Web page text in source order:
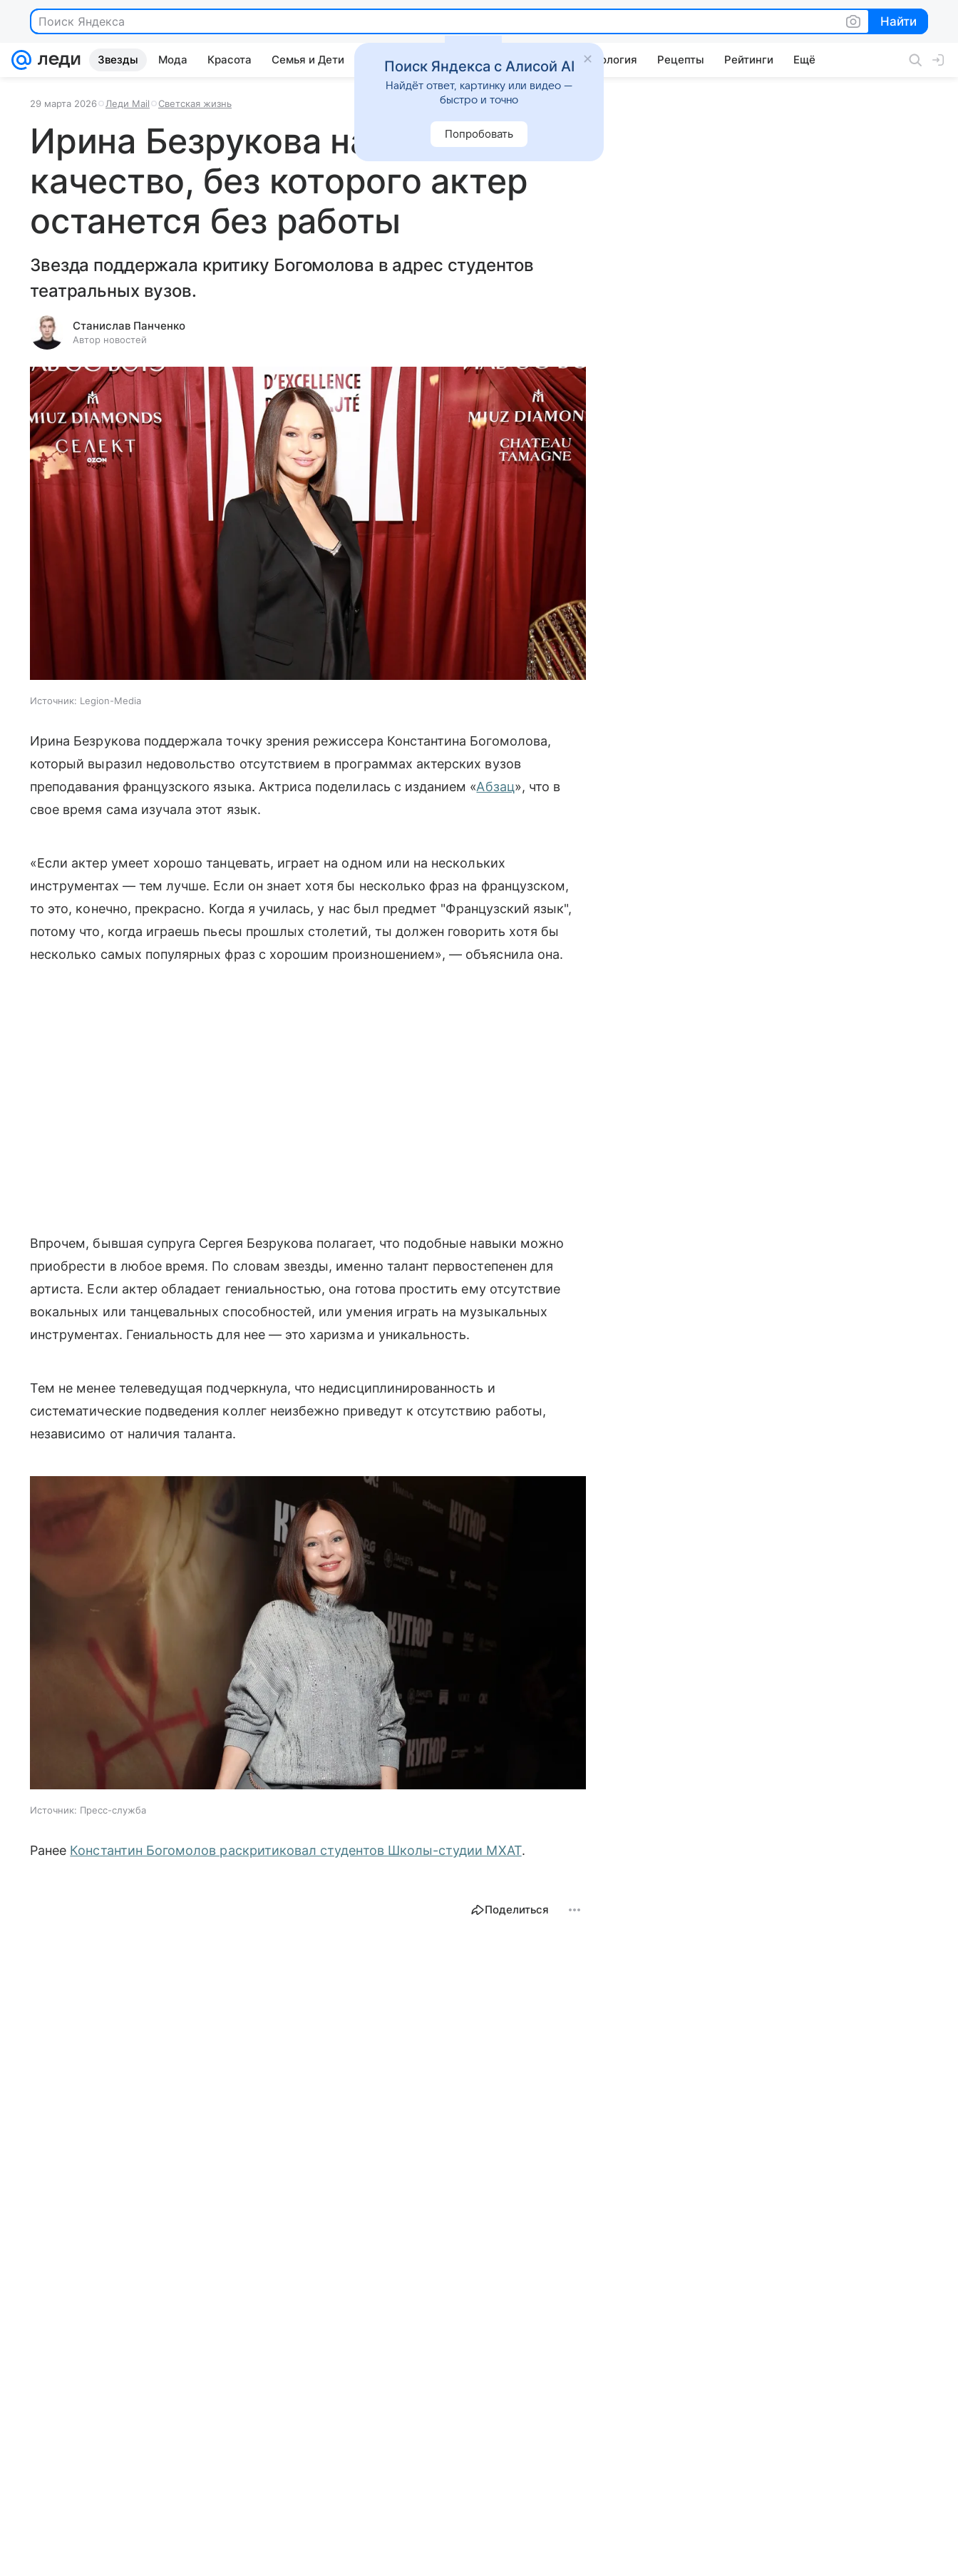
Поиск Яндекса Найти
Найти
Звезды Мода Красота Семья и Дети Дом Гороскопы Стиль жизни Психология Рецепты Рейтинги Ещё
29 марта 2026 Леди Mail Светская жизнь
Ирина Безрукова назвала
качество, без которого актер
останется без работы
Звезда поддержала критику Богомолова в адрес студентов
театральных вузов.
Станислав Панченко
Автор новостей
Источник: Legion-Media
Ирина Безрукова поддержала точку зрения режиссера Константина Богомолова,
который выразил недовольство отсутствием в программах актерских вузов
преподавания французского языка. Актриса поделилась с изданием «Абзац», что в
свое время сама изучала этот язык.
«Если актер умеет хорошо танцевать, играет на одном или на нескольких
инструментах — тем лучше. Если он знает хотя бы несколько фраз на французском,
то это, конечно, прекрасно. Когда я училась, у нас был предмет "Французский язык",
потому что, когда играешь пьесы прошлых столетий, ты должен говорить хотя бы
несколько самых популярных фраз с хорошим произношением», — объяснила она.
Впрочем, бывшая супруга Сергея Безрукова полагает, что подобные навыки можно
приобрести в любое время. По словам звезды, именно талант первостепенен для
артиста. Если актер обладает гениальностью, она готова простить ему отсутствие
вокальных или танцевальных способностей, или умения играть на музыкальных
инструментах. Гениальность для нее — это харизма и уникальность.
Тем не менее телеведущая подчеркнула, что недисциплинированность и
систематические подведения коллег неизбежно приведут к отсутствию работы,
независимо от наличия таланта.
Источник: Пресс-служба
Ранее Константин Богомолов раскритиковал студентов Школы-студии МХАТ.
Поделиться
Поиск Яндекса с Алисой AI
Найдёт ответ, картинку или видео —
быстро и точно
Попробовать